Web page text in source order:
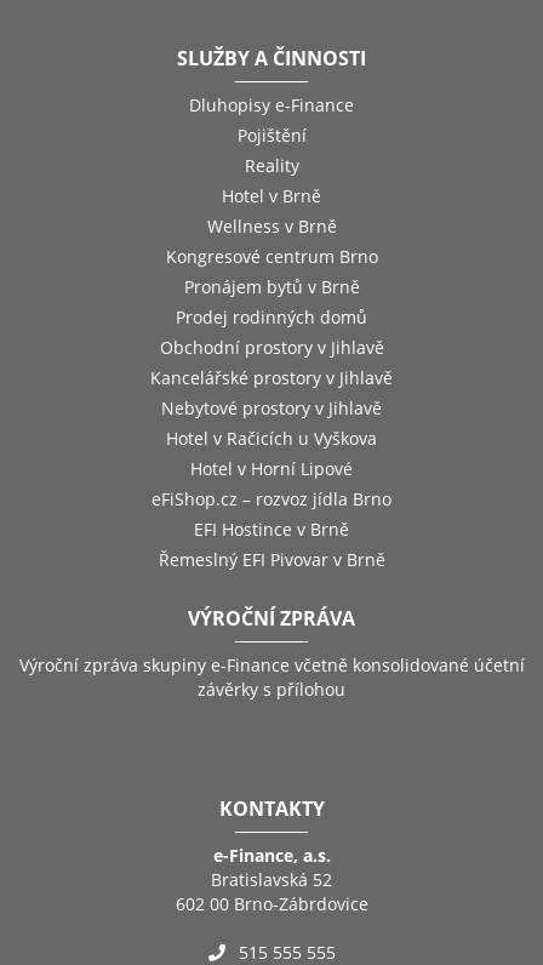
SLUŽBY A ČINNOSTI
Dluhopisy e-Finance
Pojištění
Reality
Hotel v Brně
Wellness v Brně
Kongresové centrum Brno
Pronájem bytů v Brně
Prodej rodinných domů
Obchodní prostory v Jihlavě
Kancelářské prostory v Jihlavě
Nebytové prostory v Jihlavě
Hotel v Račicích u Vyškova
Hotel v Horní Lipové
eFiShop.cz – rozvoz jídla Brno
EFI Hostince v Brně
Řemeslný EFI Pivovar v Brně
VÝROČNÍ ZPRÁVA
Výroční zpráva skupiny e-Finance včetně konsolidované účetní
závěrky s přílohou
KONTAKTY
e-Finance, a.s.
Bratislavská 52
602 00 Brno-Zábrdovice
515 555 555